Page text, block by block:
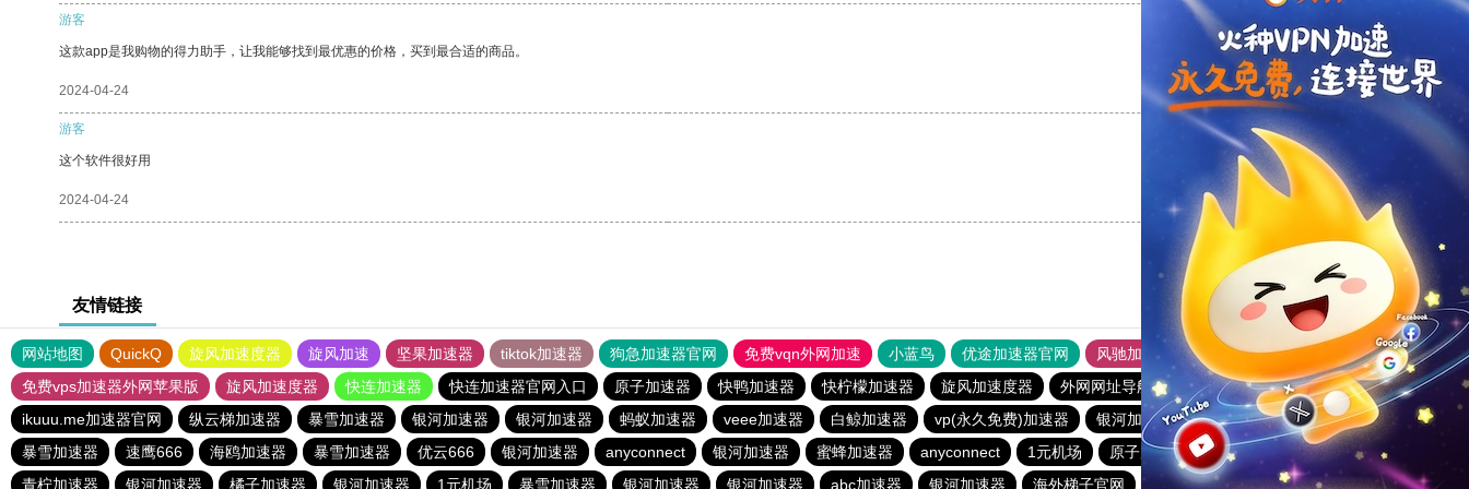
游客
这款app是我购物的得力助手，让我能够找到最优惠的价格，买到最合适的商品。
2024-04-24 支持[0] 反对[0]
游客
这个软件很好用
2024-04-24 支持[0] 反对[0]
友情链接
网站地图 QuickQ 旋风加速度器 旋风加速 坚果加速器 tiktok加速器 狗急加速器官网 免费vqn外网加速 小蓝鸟 优途加速器官网 风驰加速器
旋风加速器
免费vps加速器外网苹果版
旋风加速度器 快连加速器 快连加速器官网入口 原子加速器 快鸭加速器 快柠檬加速器 旋风加速度器 外网网址导航 软件中心
银河加速器
ikuuu.me加速器官网
纵云梯加速器 暴雪加速器 银河加速器 银河加速器 蚂蚁加速器 veee加速器 白鲸加速器 vp(永久免费)加速器 银河加速器 番石榴加速器
hammer加速器
暴雪加速器
速鹰666 海鸥加速器 暴雪加速器 优云666 银河加速器 anyconnect 银河加速器 蜜蜂加速器 anyconnect 1元机场 原子加速器 银河加速器
anyconnect
青柠加速器
银河加速器 橘子加速器 银河加速器 1元机场 暴雪加速器 银河加速器 银河加速器 abc加速器 银河加速器 海外梯子官网 vp(永久免费)加速器